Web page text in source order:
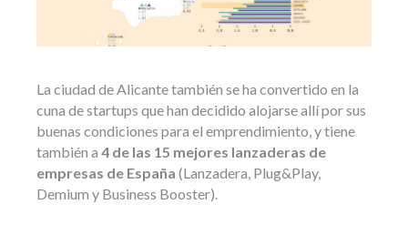
La ciudad de Alicante también se ha convertido en la
cuna de startups que han decidido alojarse allí por sus
buenas condiciones para el emprendimiento, y tiene
también a 4 de las 15 mejores lanzaderas de
empresas de España (Lanzadera, Plug&Play,
Demium y Business Booster).